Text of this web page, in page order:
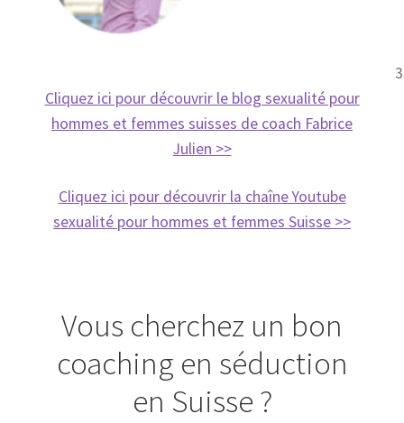
Cliquez ici pour découvrir le blog sexualité pour
hommes et femmes suisses de coach Fabrice
Julien >>
Cliquez ici pour découvrir la chaîne Youtube
sexualité pour hommes et femmes Suisse >>
Vous cherchez un bon
coaching en séduction
en Suisse ?